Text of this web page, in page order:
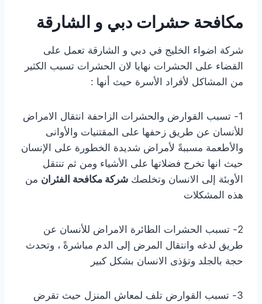
مكافحة حشرات دبي و الشارقة
شركة اضواء الخليج في دبي و الشارقة تعمل على
القضاء على الحشرات نهايا لان الحشرات تسبب الكثير
من المشاكل لأفراد الأسرة حيث أنها :
1- تسبب القوارض والحشرات الزاحفة انتقال الامراض
للأنسان عن طريق زحفها على المقتنيات والأوانى
والأطعمة مسببةً لأمراض شديدة الخطورة على الإنسان
حيث انها تخرج فضلاتها على الأشياء ومن ثم تنتقل
الأوبئة إلى الانسان وتخلصك شركة مكافحة الفئران من
هذه المشكلات
2- تسبب الحشرات الطائرة الامراض للأنسان عن
طريق لدغه وانتقال المرض إلى الدم مباشرةً ، وتحدث
حجة بالجلد وتؤذى الانسان بشكل كبير
3- تسبب القوارض تلف لمعاش المنزل حيث تقرض